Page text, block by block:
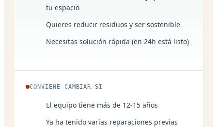
tu espacio
Quieres reducir residuos y ser sostenible
Necesitas solución rápida (en 24h está listo)
CONVIENE CAMBIAR SI
El equipo tiene más de 12-15 años
Ya ha tenido varias reparaciones previas